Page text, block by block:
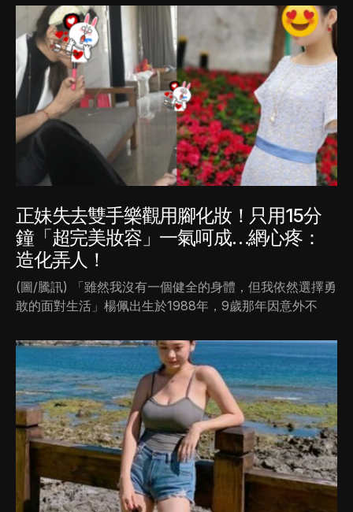
正妹失去雙手樂觀用腳化妝！只用15分
鐘「超完美妝容」一氣呵成…網心疼：
造化弄人！
(圖/騰訊) 「雖然我沒有一個健全的身體，但我依然選擇勇
敢的面對生活」楊佩出生於1988年，9歲那年因意外不